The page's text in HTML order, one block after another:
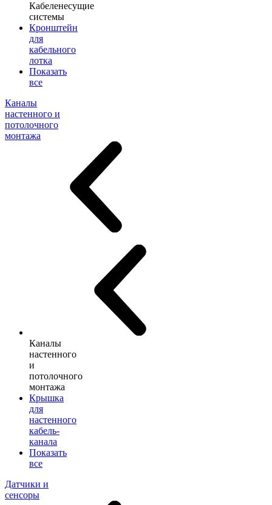
Кабеленесущие
системы
Кронштейн
для
кабельного
лотка
Показать
все
Каналы
настенного и
потолочного
монтажа
Каналы
настенного
и
потолочного
монтажа
Крышка
для
настенного
кабель-
канала
Показать
все
Датчики и
сенсоры